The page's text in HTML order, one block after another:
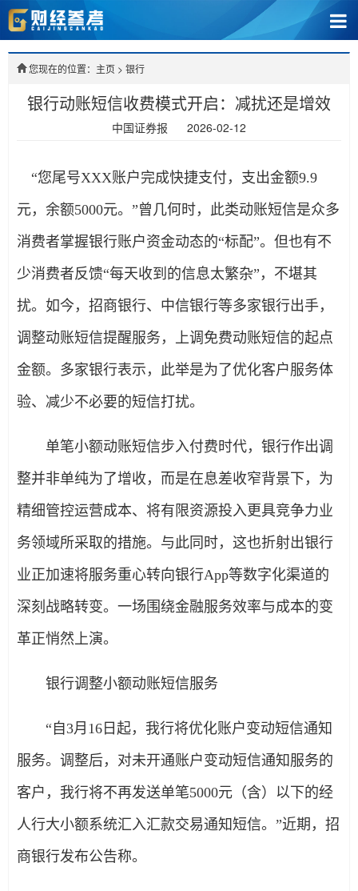
您现在的位置：主页 > 银行
银行动账短信收费模式开启：减扰还是增效
中国证券报 2026-02-12
“您尾号XXX账户完成快捷支付，支出金额9.9
元，余额5000元。”曾几何时，此类动账短信是众多
消费者掌握银行账户资金动态的“标配”。但也有不
少消费者反馈“每天收到的信息太繁杂”，不堪其
扰。如今，招商银行、中信银行等多家银行出手，
调整动账短信提醒服务，上调免费动账短信的起点
金额。多家银行表示，此举是为了优化客户服务体
验、减少不必要的短信打扰。
单笔小额动账短信步入付费时代，银行作出调
整并非单纯为了增收，而是在息差收窄背景下，为
精细管控运营成本、将有限资源投入更具竞争力业
务领域所采取的措施。与此同时，这也折射出银行
业正加速将服务重心转向银行App等数字化渠道的
深刻战略转变。一场围绕金融服务效率与成本的变
革正悄然上演。
银行调整小额动账短信服务
“自3月16日起，我行将优化账户变动短信通知
服务。调整后，对未开通账户变动短信通知服务的
客户，我行将不再发送单笔5000元（含）以下的经
人行大小额系统汇入汇款交易通知短信。”近期，招
商银行发布公告称。